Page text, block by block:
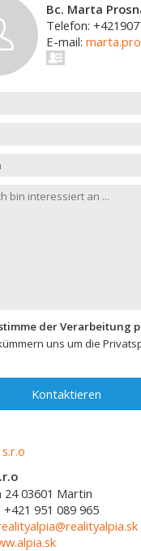
Bc. Marta
Telefon:
E-mail:
der Verarbeitung
uns um die
Kontaktieren
24 03601 Martin
+421 951 089 965